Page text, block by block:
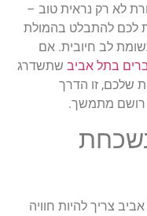
לא רק נראית טוב –
לכם להתבלט בהמולת
לב חיובית. אם
בתל אביב שתשדרג
שלכם, זו הדרך
רושם מתמשך.
נשכחת
צריך להיות חוויה